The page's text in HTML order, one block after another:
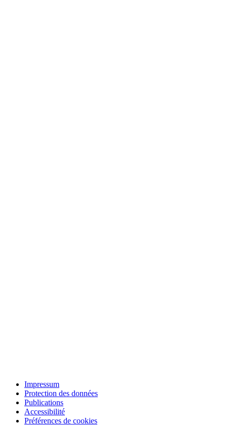
Impressum
Protection des données
Publications
Accessibilité
Préférences de cookies